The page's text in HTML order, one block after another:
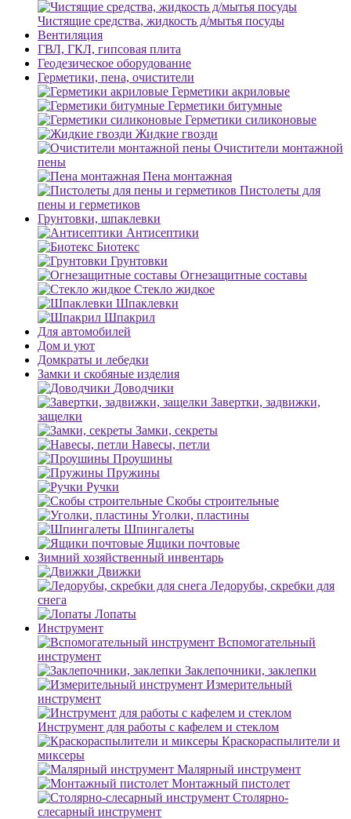
Чистящие средства, жидкость д/мытья посуды
Вентиляция
ГВЛ, ГКЛ, гипсовая плита
Геодезическое оборудование
Герметики, пена, очистители
Герметики акриловые
Герметики битумные
Герметики силиконовые
Жидкие гвозди
Очистители монтажной
пены
Пена монтажная
Пистолеты для
пены и герметиков
Грунтовки, шпаклевки
Антисептики
Биотекс
Грунтовки
Огнезащитные составы
Стекло жидкое
Шпаклевки
Шпакрил
Для автомобилей
Дом и уют
Домкраты и лебедки
Замки и скобяные изделия
Доводчики
Завертки, задвижки,
защелки
Замки, секреты
Навесы, петли
Проушины
Пружины
Ручки
Скобы строительные
Уголки, пластины
Шпингалеты
Ящики почтовые
Зимний хозяйственный инвентарь
Движки
Ледорубы, скребки для
снега
Лопаты
Инструмент
Вспомогательный
инструмент
Заклепочники, заклепки
Измерительный
инструмент
Инструмент для работы с кафелем и стеклом
Краскораспылители и
миксеры
Малярный инструмент
Монтажный пистолет
Столярно-
слесарный инструмент